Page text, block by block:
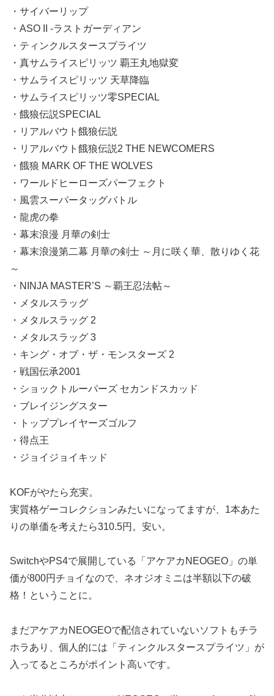
・サイバーリップ
・ASO II -ラストガーディアン
・ティンクルスタースプライツ
・真サムライスピリッツ 覇王丸地獄変
・サムライスピリッツ 天草降臨
・サムライスピリッツ零SPECIAL
・餓狼伝説SPECIAL
・リアルバウト餓狼伝説
・リアルバウト餓狼伝説2 THE NEWCOMERS
・餓狼 MARK OF THE WOLVES
・ワールドヒーローズパーフェクト
・風雲スーパータッグバトル
・龍虎の拳
・幕末浪漫 月華の剣士
・幕末浪漫第二幕 月華の剣士 ～月に咲く華、散りゆく花
～
・NINJA MASTER’S ～覇王忍法帖～
・メタルスラッグ
・メタルスラッグ 2
・メタルスラッグ 3
・キング・オブ・ザ・モンスターズ 2
・戦国伝承2001
・ショックトルーパーズ セカンドスカッド
・ブレイジングスター
・トッププレイヤーズゴルフ
・得点王
・ジョイジョイキッド
KOFがやたら充実。
実質格ゲーコレクションみたいになってますが、1本あた
りの単価を考えたら310.5円。安い。
SwitchやPS4で展開している「アケアカNEOGEO」の単
価が800円チョイなので、ネオジオミニは半額以下の破
格！ということに。
まだアケアカNEOGEOで配信されていないソフトもチラ
ホラあり、個人的には「ティンクルスタースプライツ」が
入ってるところがポイント高いです。